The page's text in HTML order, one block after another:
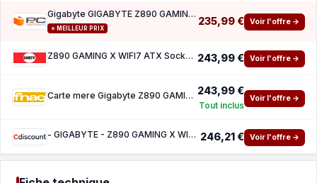
Gigabyte GIGABYTE Z890 GAMING USB 4 (Z890 GAMING X WIFI7)
⭐ MEILLEUR PRIX
235,99 € Voir l'offre →
Z890 GAMING X WIFI7 ATX Socket LGA1851 Chipset Z890 243,99 € Voir l'offre →
Carte mere Gigabyte Z890 GAMING X WIFI7 ATX Socket LGA1851 Chipset Z890 243,99 €
Tout inclus
Voir l'offre →
- GIGABYTE - Z890 GAMING X WIFI7 - USB4 - LAN 2.5 GbE - Wi-Fi 7 Bluetooth 5.3 246,21 € Voir l'offre →